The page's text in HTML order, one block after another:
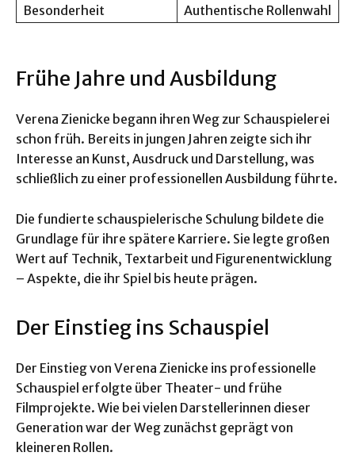
Besonderheit
Authentische Rollenwahl
Frühe Jahre und Ausbildung
Verena Zienicke begann ihren Weg zur Schauspielerei
schon früh. Bereits in jungen Jahren zeigte sich ihr
Interesse an Kunst, Ausdruck und Darstellung, was
schließlich zu einer professionellen Ausbildung führte.
Die fundierte schauspielerische Schulung bildete die
Grundlage für ihre spätere Karriere. Sie legte großen
Wert auf Technik, Textarbeit und Figurenentwicklung
– Aspekte, die ihr Spiel bis heute prägen.
Der Einstieg ins Schauspiel
Der Einstieg von Verena Zienicke ins professionelle
Schauspiel erfolgte über Theater- und frühe
Filmprojekte. Wie bei vielen Darstellerinnen dieser
Generation war der Weg zunächst geprägt von
kleineren Rollen.